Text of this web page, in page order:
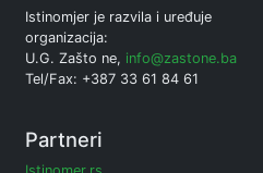
Istinomjer je razvila i uređuje
organizacija:
U.G. Zašto ne, info@zastone.ba
Tel/Fax: +387 33 61 84 61
Partneri